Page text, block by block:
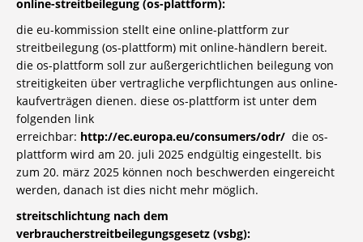
online-streitbeilegung (os-plattform):
die eu-kommission stellt eine online-plattform zur
streitbeilegung (os-plattform) mit online-händlern bereit.
die os-plattform soll zur außergerichtlichen beilegung von
streitigkeiten über vertragliche verpflichtungen aus online-
kaufverträgen dienen. diese os-plattform ist unter dem
folgenden link
erreichbar: http://ec.europa.eu/consumers/odr/ die os-
plattform wird am 20. juli 2025 endgültig eingestellt. bis
zum 20. märz 2025 können noch beschwerden eingereicht
werden, danach ist dies nicht mehr möglich.
streitschlichtung nach dem
verbraucherstreitbeilegungsgesetz (vsbg):